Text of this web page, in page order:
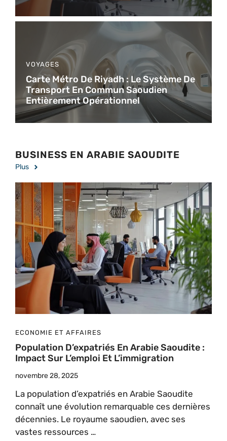
VOYAGES
Carte Métro De Riyadh : Le Système De
Transport En Commun Saoudien
Entièrement Opérationnel
BUSINESS EN ARABIE SAOUDITE
Plus
ECONOMIE ET AFFAIRES
Population D’expatriés En Arabie Saoudite :
Impact Sur L’emploi Et L’immigration
novembre 28, 2025
La population d’expatriés en Arabie Saoudite
connaît une évolution remarquable ces dernières
décennies. Le royaume saoudien, avec ses
vastes ressources …